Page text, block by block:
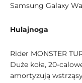
Samsung Galaxy
Hulajnoga
Rider MONSTER
Duże koła, 20-
amortyzują